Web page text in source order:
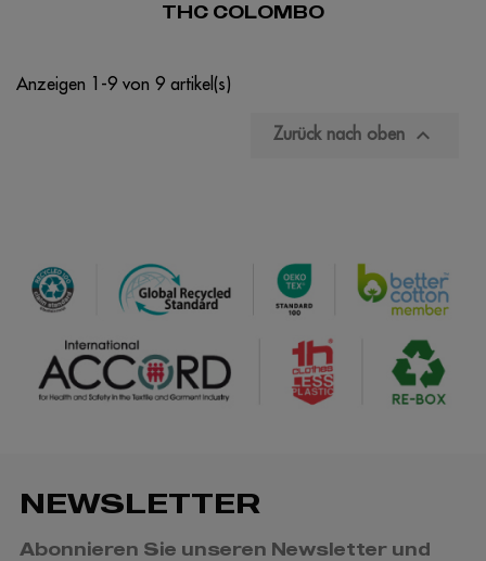
THC COLOMBO
Anzeigen 1-9 von 9 artikel(s)
Zurück nach oben 
NEWSLETTER
Abonnieren Sie unseren Newsletter und